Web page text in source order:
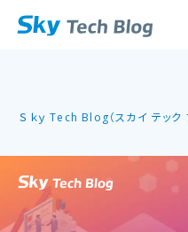
Ｓｋｙ Tech Blog（スカイ テック